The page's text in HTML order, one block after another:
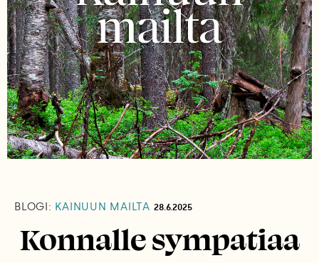
BLOGI: KAINUUN MAILTA 28.6.2025
Konnalle sympatiaa